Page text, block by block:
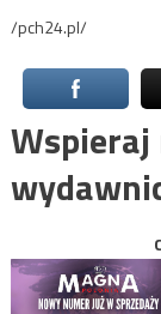
/pch24.pl/
Wspieraj